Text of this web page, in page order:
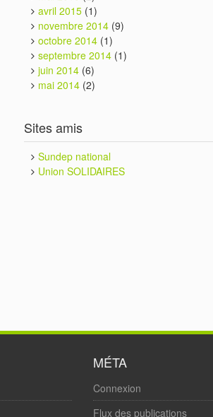
avril 2015 (1)
novembre 2014 (9)
octobre 2014 (1)
septembre 2014 (1)
juin 2014 (6)
mai 2014 (2)
Sites amis
Sundep national
Union SOLIDAIRES
MÉTA
Connexion
Flux des publications